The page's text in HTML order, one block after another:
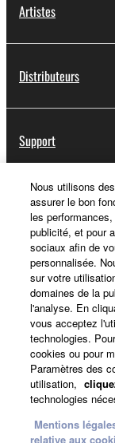
Artistes
Distributeurs
Support
Yamaha Music ID
A propos de Yamaha
France -
Professionnel
Nous utilisons
assurer le bon
les
publicité, et pour
sociaux afin de
personnalisée.
sur votre
domaines de la
l'analyse. En
vous acceptez
technologies.
cookies ou pour
Paramètres des
utilisation,
technologies
Mentions
relative aux